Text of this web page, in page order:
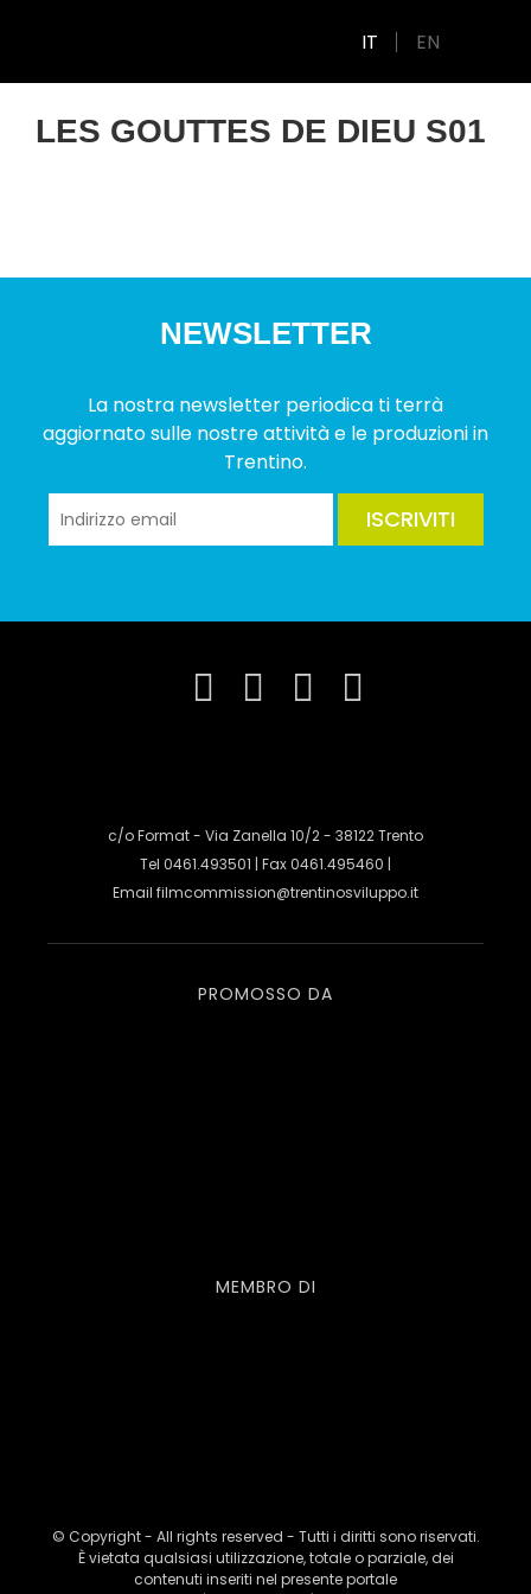
IT EN
LES GOUTTES DE DIEU S01
NEWSLETTER
La nostra newsletter periodica ti terrà
aggiornato sulle nostre attività e le produzioni in
Trentino.
ISCRIVITI
c/o Format - Via Zanella 10/2 - 38122 Trento
Tel 0461.493501 | Fax 0461.495460 |
Email filmcommission@trentinosviluppo.it
PROMOSSO DA
MEMBRO DI
© Copyright - All rights reserved - Tutti i diritti sono riservati.
È vietata qualsiasi utilizzazione, totale o parziale, dei
contenuti inseriti nel presente portale